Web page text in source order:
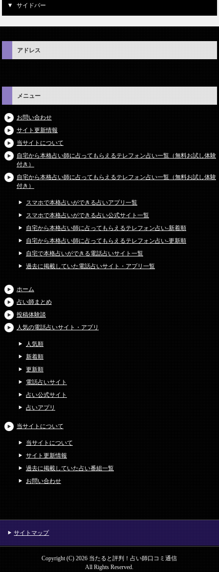
サイドバー
アドレス
メニュー
お問い合わせ
サイト更新情報
当サイトについて
自宅から本格占い師に占ってもらえるテレフォン占い一覧（無料お試し体験
付き）
自宅から本格占い師に占ってもらえるテレフォン占い一覧（無料お試し体験
付き）
スマホで本格占いができる占いアプリ一覧
スマホで本格占いができる占い公式サイト一覧
自宅から本格占い師に占ってもらえるテレフォン占い-新着順
自宅から本格占い師に占ってもらえるテレフォン占い-更新順
自宅で本格占いができる電話占いサイト一覧
過去に掲載していた電話占いサイト・アプリ一覧
ホーム
占い師まとめ
投稿体験談
人気の電話占いサイト・アプリ
人気順
新着順
更新順
電話占いサイト
占い公式サイト
占いアプリ
当サイトについて
当サイトについて
サイト更新情報
過去に掲載していた占い番組一覧
お問い合わせ
サイトマップ
Copyright (C) 2026 当たると評判！占い師口コミ通信
All Rights Reserved.